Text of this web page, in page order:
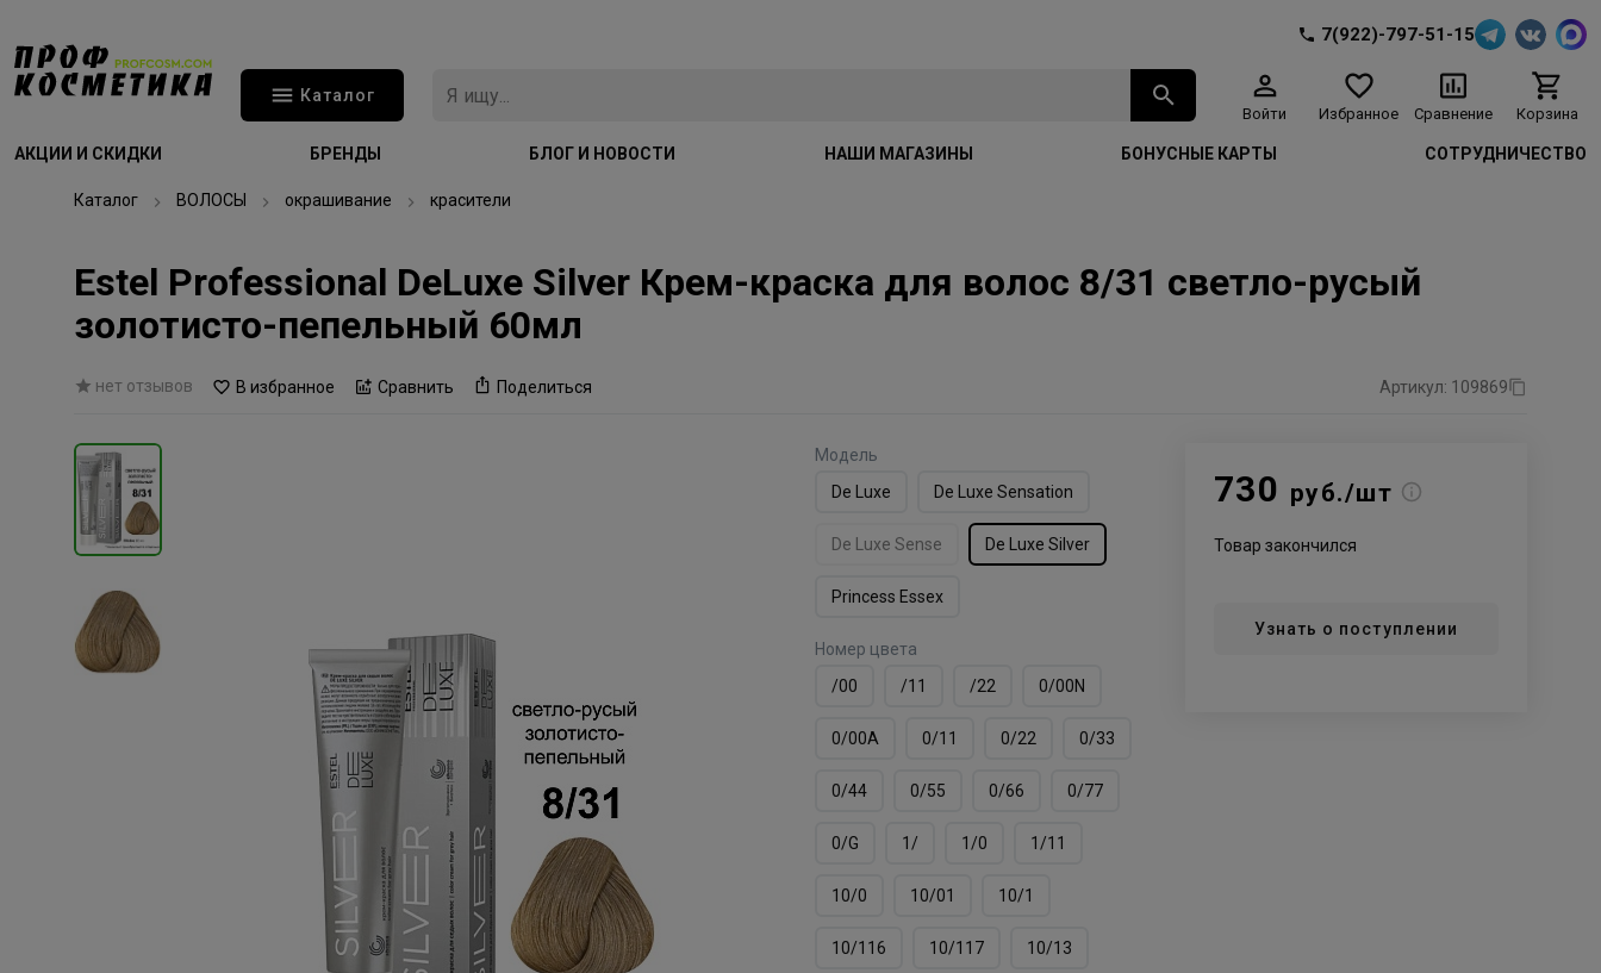
7(922)-797-51-15
Каталог
Войти Избранное Сравнение Корзина
АКЦИИ И СКИДКИ БРЕНДЫ БЛОГ И НОВОСТИ НАШИ МАГАЗИНЫ БОНУСНЫЕ КАРТЫ СОТРУДНИЧЕСТВО
Каталог ВОЛОСЫ окрашивание красители
Estel Professional DeLuxe Silver Крем-краска для волос 8/31 светло-русый
золотисто-пепельный 60мл
нет отзывов В избранное Сравнить Поделиться Артикул: 109869
Модель
De Luxe
De Luxe Sensation
De Luxe Sense De Luxe Silver
Princess Essex
Номер цвета
/00
/11 /22 0/00N
0/00А 0/11 0/22 0/33
0/44 0/55 0/66 0/77
0/G 1/ 1/0 1/11
10/0 10/01 10/1
10/116 10/117 10/13
730 руб./шт
Товар закончился
Узнать о поступлении